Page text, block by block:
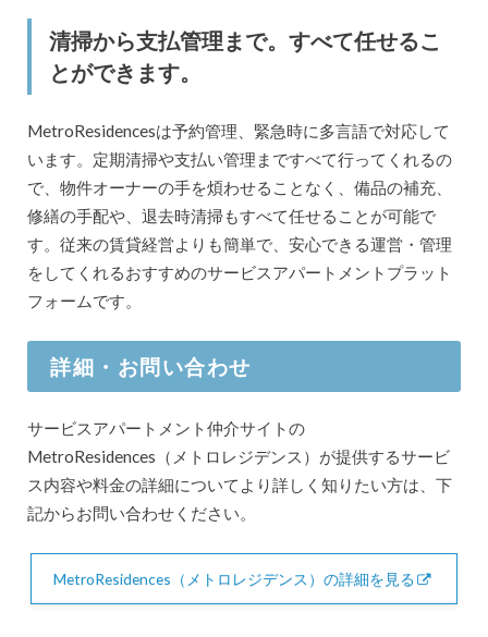
清掃から支払管理まで。すべて任せるこ
とができます。
MetroResidencesは予約管理、緊急時に多言語で対応して
います。定期清掃や支払い管理まですべて行ってくれるの
で、物件オーナーの手を煩わせることなく、備品の補充、
修繕の手配や、退去時清掃もすべて任せることが可能で
す。従来の賃貸経営よりも簡単で、安心できる運営・管理
をしてくれるおすすめのサービスアパートメントプラット
フォームです。
詳細・お問い合わせ
サービスアパートメント仲介サイトの
MetroResidences（メトロレジデンス）が提供するサービ
ス内容や料金の詳細についてより詳しく知りたい方は、下
記からお問い合わせください。
MetroResidences（メトロレジデンス）の詳細を見る